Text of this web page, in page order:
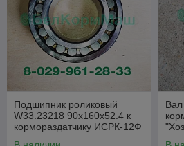
Подшипник роликовый
W33.23218 90х160х52.4 к
кормораздатчику ИСРК-12Ф
Вал